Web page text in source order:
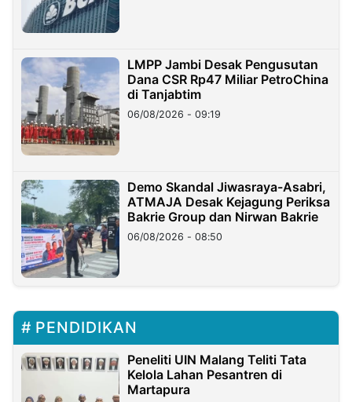
LMPP Jambi Desak Pengusutan
Dana CSR Rp47 Miliar PetroChina
di Tanjabtim
06/08/2026 - 09:19
Demo Skandal Jiwasraya-Asabri,
ATMAJA Desak Kejagung Periksa
Bakrie Group dan Nirwan Bakrie
06/08/2026 - 08:50
PENDIDIKAN
Peneliti UIN Malang Teliti Tata
Kelola Lahan Pesantren di
Martapura